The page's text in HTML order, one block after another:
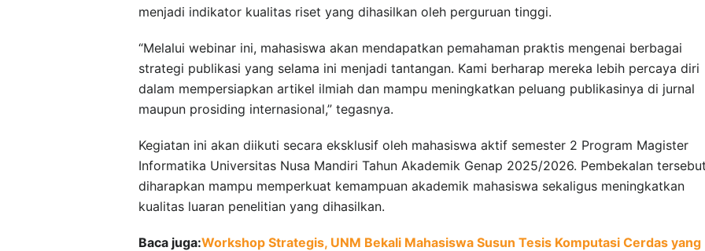
menjadi indikator kualitas riset yang dihasilkan oleh perguruan tinggi.
“Melalui webinar ini, mahasiswa akan mendapatkan pemahaman praktis mengenai berbagai
strategi publikasi yang selama ini menjadi tantangan. Kami berharap mereka lebih percaya diri
dalam mempersiapkan artikel ilmiah dan mampu meningkatkan peluang publikasinya di jurnal
maupun prosiding internasional,” tegasnya.
Kegiatan ini akan diikuti secara eksklusif oleh mahasiswa aktif semester 2 Program Magister
Informatika Universitas Nusa Mandiri Tahun Akademik Genap 2025/2026. Pembekalan
diharapkan mampu memperkuat kemampuan akademik mahasiswa sekaligus meningkatkan
kualitas luaran penelitian yang dihasilkan.
Baca juga:Workshop Strategis, UNM Bekali Mahasiswa Susun Tesis Komputasi Cerdas yang